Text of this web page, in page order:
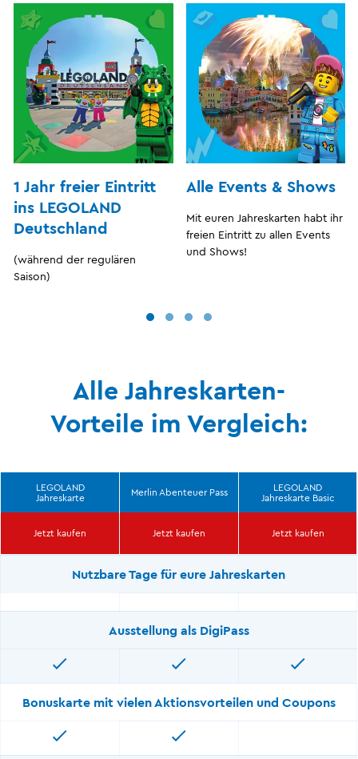
1 Jahr freier Eintritt
ins LEGOLAND
Deutschland
(während der regulären
Saison)
Alle Events & Shows
Mit euren Jahreskarten habt ihr
freien Eintritt zu allen Events
und Shows!
Alle Jahreskarten-
Vorteile im Vergleich:
LEGOLAND
Jahreskarte
Jetzt kaufen
Merlin Abenteuer Pass
Jetzt kaufen
LEGOLAND
Jahreskarte Basic
Jetzt kaufen
Nutzbare Tage für eure Jahreskarten
Ausstellung als DigiPass
Bonuskarte mit vielen Aktionsvorteilen und Coupons